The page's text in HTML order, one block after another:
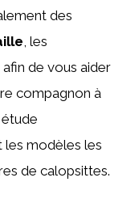
des
, les
afin de vous aider
compagnon à
les modèles les
de calopsittes.